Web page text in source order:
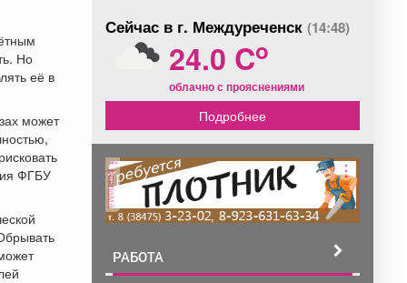
Но
её в
может
ФГБУ
Сейчас в г. Междуреченск (14:48)
24.0 Co
облачно с прояснениями
Подробнее
реклама
РАБОТА